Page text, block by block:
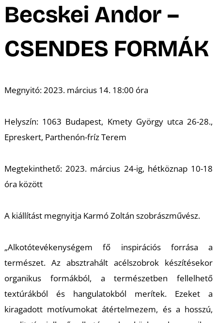
Becskei Andor –
CSENDES FORMÁK
Megnyitó: 2023. március 14. 18:00 óra
Helyszín: 1063 Budapest, Kmety György utca 26-28.,
Epreskert, Parthenón-fríz Terem
Megtekinthető: 2023. március 24-ig, hétköznap 10-18
óra között
A kiállítást megnyitja Karmó Zoltán szobrászművész.
„Alkotótevékenységem fő inspirációs forrása a
természet. Az absztrahált acélszobrok készítésekor
organikus formákból, a természetben fellelhető
textúrákból és hangulatokból merítek. Ezeket a
kiragadott motívumokat átértelmezem, és a hosszú,